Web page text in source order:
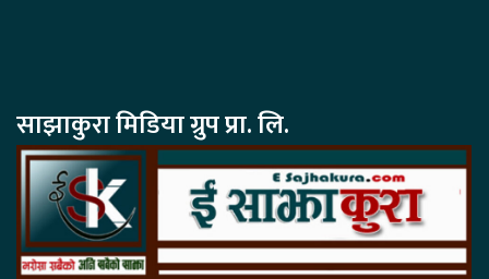
साझाकुरा मिडिया ग्रुप प्रा. लि.